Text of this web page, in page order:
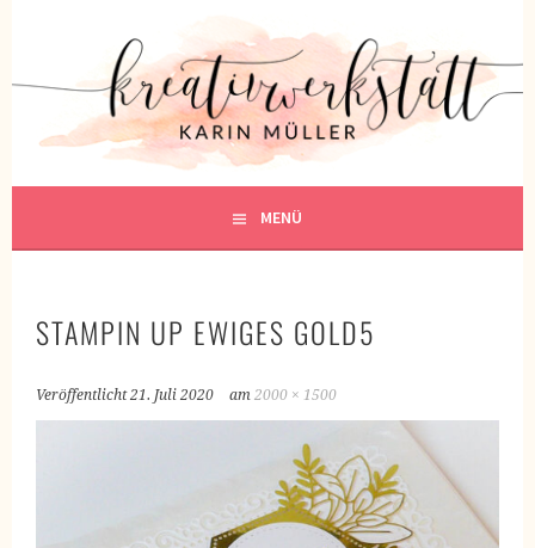
KREATIVWERKSTATT
KREATIV SEIN
MENÜ
STAMPIN UP EWIGES GOLD5
Veröffentlicht21. Juli 2020 am2000 × 1500